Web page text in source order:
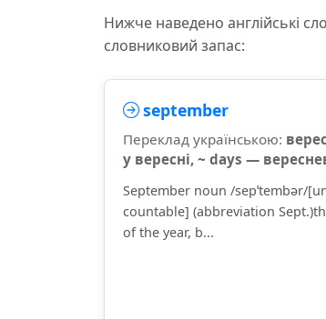
Нижче наведено англійські
словниковий запас:
september
Переклад українською:
у вересні, ~ days —
September noun /sepˈtembər/
countable] (abbreviation
of the year, b...